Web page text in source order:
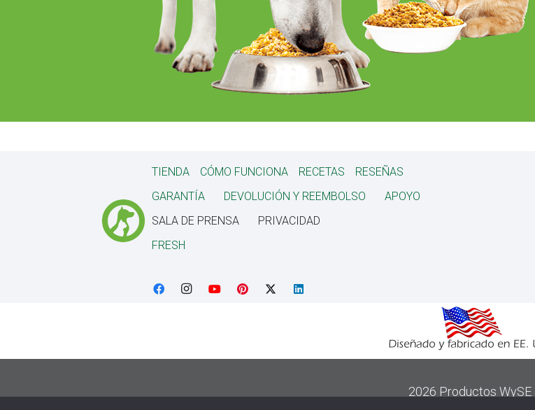
TIENDA CÓMO FUNCIONA RECETAS
RESEÑAS
GARANTÍA
DEVOLUCIÓN Y REEMBOLSO
APOYO
SALA DE PRENSA
PRIVACIDAD
FRESH
2026 Productos WySE